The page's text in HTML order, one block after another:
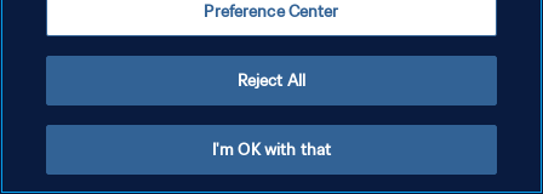
Copyright © 1994 - 2026 FIFA. All rights reserved.
Preference Center
Reject All
I'm OK with that